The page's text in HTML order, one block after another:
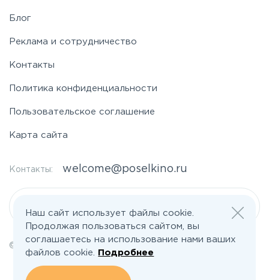
Блог
Реклама и сотрудничество
Контакты
Политика конфиденциальности
Пользовательское соглашение
Карта сайта
Контакты: welcome@poselkino.ru
© 2026 Все права защищены | poselkino.ru
ИП Маслов Дмитрий Валерьевич
ИНН 503406273833
Наш сайт использует файлы cookie.
Продолжая пользоваться сайтом, вы
соглашаетесь на использование нами ваших
файлов cookie.
Подробнее